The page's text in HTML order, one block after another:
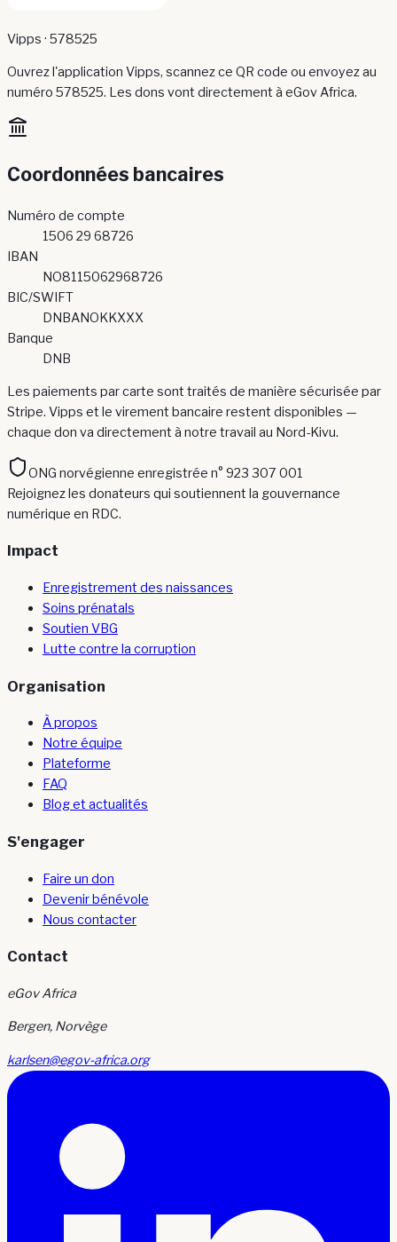
Vipps · 578525
Ouvrez l'application Vipps, scannez ce QR code ou envoyez au
numéro 578525. Les dons vont directement à eGov Africa.
Coordonnées bancaires
Numéro de compte
1506 29 68726
IBAN
NO8115062968726
BIC/SWIFT
DNBANOKKXXX
Banque
DNB
Les paiements par carte sont traités de manière sécurisée par
Stripe. Vipps et le virement bancaire restent disponibles —
chaque don va directement à notre travail au Nord-Kivu.
ONG norvégienne enregistrée n° 923 307 001
Rejoignez les donateurs qui soutiennent la gouvernance
numérique en RDC.
Impact
Enregistrement des naissances
Soins prénatals
Soutien VBG
Lutte contre la corruption
Organisation
À propos
Notre équipe
Plateforme
FAQ
Blog et actualités
S'engager
Faire un don
Devenir bénévole
Nous contacter
Contact
eGov Africa
Bergen, Norvège
karlsen@egov-africa.org